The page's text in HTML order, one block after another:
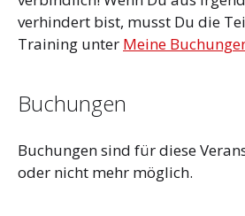
verhindert bist, musst Du die
Training unter Meine
Buchungen
Buchungen sind für diese
oder nicht mehr möglich.